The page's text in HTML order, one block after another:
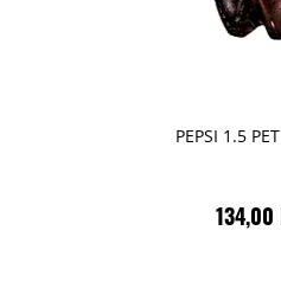
PEPSI 1.5
134,00